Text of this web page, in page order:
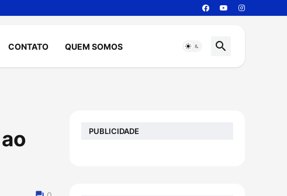
CONTATO QUEM SOMOS
PUBLICIDADE